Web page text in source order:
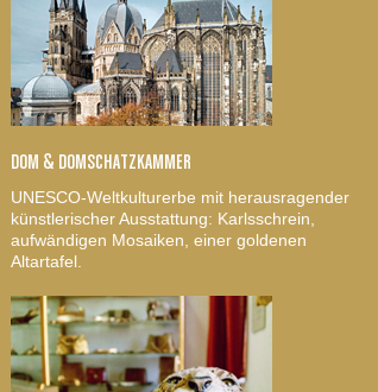
DOM & DOMSCHATZKAMMER
UNESCO-Weltkulturerbe mit herausragender
künstlerischer Ausstattung: Karlsschrein,
aufwändigen Mosaiken, einer goldenen
Altartafel.